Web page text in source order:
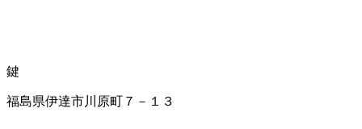
鍵
福島県伊達市川原町７－１３